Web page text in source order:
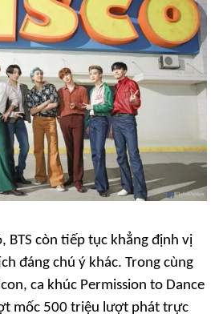
BTS còn tiếp tục khẳng định vị
đáng chú ý khác. Trong cùng
ca khúc Permission to Dance
mốc 500 triệu lượt phát trực